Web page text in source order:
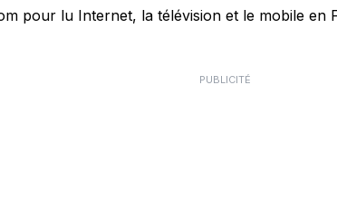
pour lu Internet, la télévision et le mobile en
PUBLICITÉ